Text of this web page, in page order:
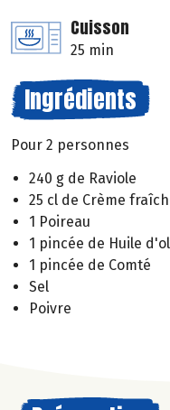
Cuisson
25 min
Ingrédients
Pour 2 personnes
240 g de Raviole
25 cl de Crème
1 Poireau
1 pincée de Huile
1 pincée de Comté
Sel
Poivre